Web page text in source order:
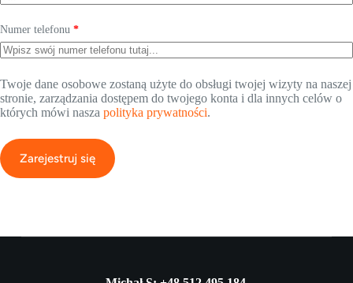
Numer telefonu *
Twoje dane osobowe zostaną użyte do obsługi twojej wizyty na naszej
stronie, zarządzania dostępem do twojego konta i dla innych celów o
których mówi nasza polityka prywatności.
Zarejestruj się